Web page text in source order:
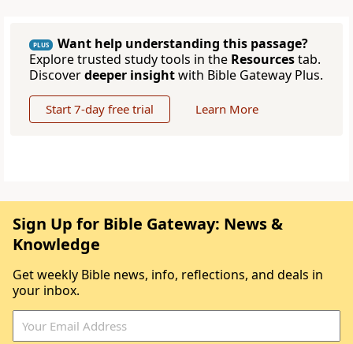
PLUS
Want help understanding this passage?
Explore trusted study tools in the Resourcestab.
Discoverdeeper insightwith Bible Gateway Plus.
Start 7-day free trial Learn More
Sign Up for Bible Gateway: News &
Knowledge
Get weekly Bible news, info, reflections, and deals in
your inbox.